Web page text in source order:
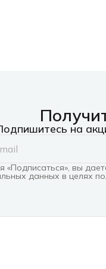
на
«Подписаться», вы
данных в целях